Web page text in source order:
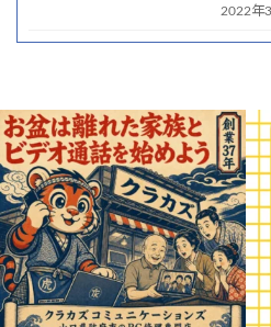
2022年3
お盆の時期、遠くに住むご家族やお孫さ
んに会いたくなりますよね。
...
0 0
こ
校